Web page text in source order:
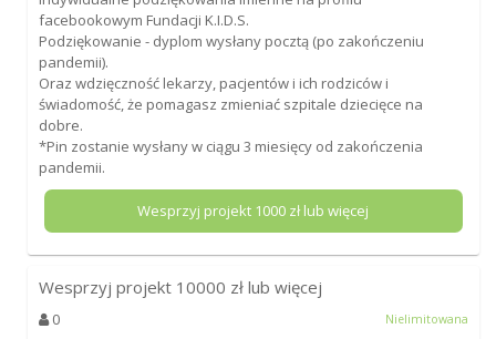
facebookowym Fundacji K.I.D.S.
Podziękowanie - dyplom wysłany pocztą (po zakończeniu
pandemii).
Oraz wdzięczność lekarzy, pacjentów i ich rodziców i
świadomość, że pomagasz zmieniać szpitale dziecięce na
dobre.
*Pin zostanie wysłany w ciągu 3 miesięcy od zakończenia
pandemii.
Wesprzyj projekt 1000 zł lub więcej
Wesprzyj projekt 10000 zł lub więcej
0 Nielimitowana